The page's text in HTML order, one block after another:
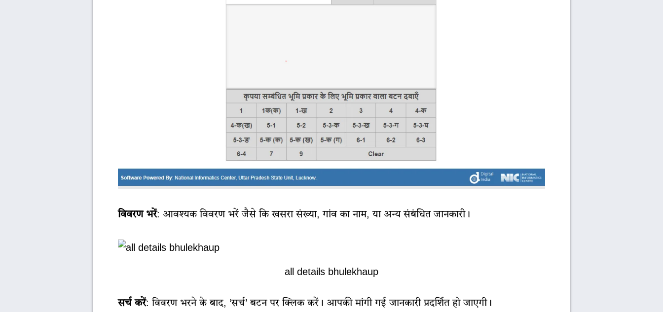
विवरण भरें: आवश्यक विवरण भरें जैसे कि खसरा संख्या, गांव का नाम, या अन्य संबंधित जानकारी।
all details bhulekhaup
सर्च करें: विवरण भरने के बाद, ‘सर्च’ बटन पर क्लिक करें। आपकी मांगी गई जानकारी प्रदर्शित हो जाएगी।